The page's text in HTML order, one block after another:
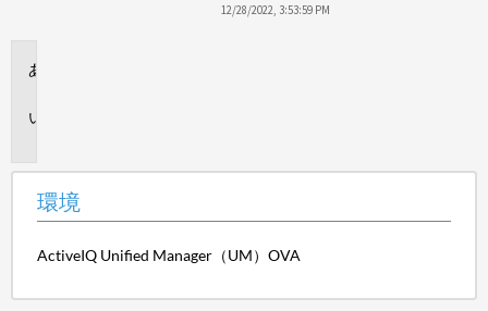
12/28/2022, 3:53:59 PM
環境
ActiveIQ Unified Manager（UM）OVA